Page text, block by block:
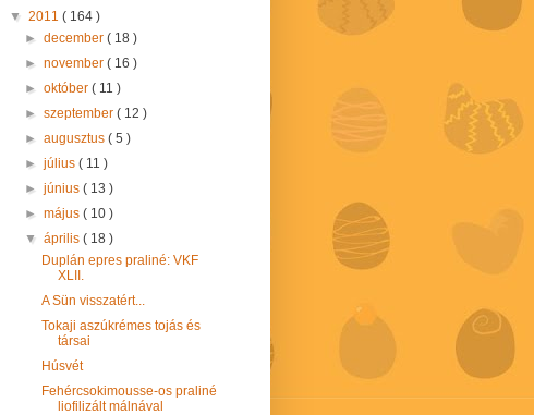
▼ 2011 ( 164 )
►december( 18 )
►november( 16 )
►október( 11 )
►szeptember( 12 )
►augusztus( 5 )
►július( 11 )
►június( 13 )
►május( 10 )
▼április( 18 )
Duplán epres praliné: VKF
XLII.
A Sün visszatért...
Tokaji aszúkrémes tojás és
társai
Húsvét
Fehércsokimousse-os praliné
liofilizált málnával